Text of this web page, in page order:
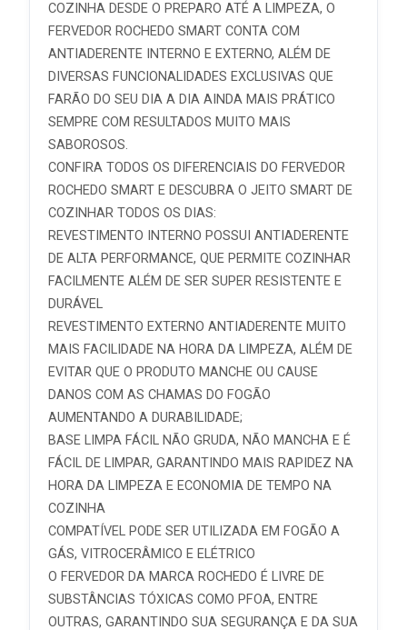
COZINHA DESDE O PREPARO ATÉ A LIMPEZA, O
FERVEDOR ROCHEDO SMART CONTA COM
ANTIADERENTE INTERNO E EXTERNO, ALÉM DE
DIVERSAS FUNCIONALIDADES EXCLUSIVAS QUE
FARÃO DO SEU DIA A DIA AINDA MAIS PRÁTICO
SEMPRE COM RESULTADOS MUITO MAIS
SABOROSOS.
CONFIRA TODOS OS DIFERENCIAIS DO FERVEDOR
ROCHEDO SMART E DESCUBRA O JEITO SMART DE
COZINHAR TODOS OS DIAS:
REVESTIMENTO INTERNO POSSUI ANTIADERENTE
DE ALTA PERFORMANCE, QUE PERMITE COZINHAR
FACILMENTE ALÉM DE SER SUPER RESISTENTE E
DURÁVEL
REVESTIMENTO EXTERNO ANTIADERENTE MUITO
MAIS FACILIDADE NA HORA DA LIMPEZA, ALÉM DE
EVITAR QUE O PRODUTO MANCHE OU CAUSE
DANOS COM AS CHAMAS DO FOGÃO
AUMENTANDO A DURABILIDADE;
BASE LIMPA FÁCIL NÃO GRUDA, NÃO MANCHA E É
FÁCIL DE LIMPAR, GARANTINDO MAIS RAPIDEZ NA
HORA DA LIMPEZA E ECONOMIA DE TEMPO NA
COZINHA
COMPATÍVEL PODE SER UTILIZADA EM FOGÃO A
GÁS, VITROCERÂMICO E ELÉTRICO
O FERVEDOR DA MARCA ROCHEDO É LIVRE DE
SUBSTÂNCIAS TÓXICAS COMO PFOA, ENTRE
OUTRAS, GARANTINDO SUA SEGURANÇA E DA SUA